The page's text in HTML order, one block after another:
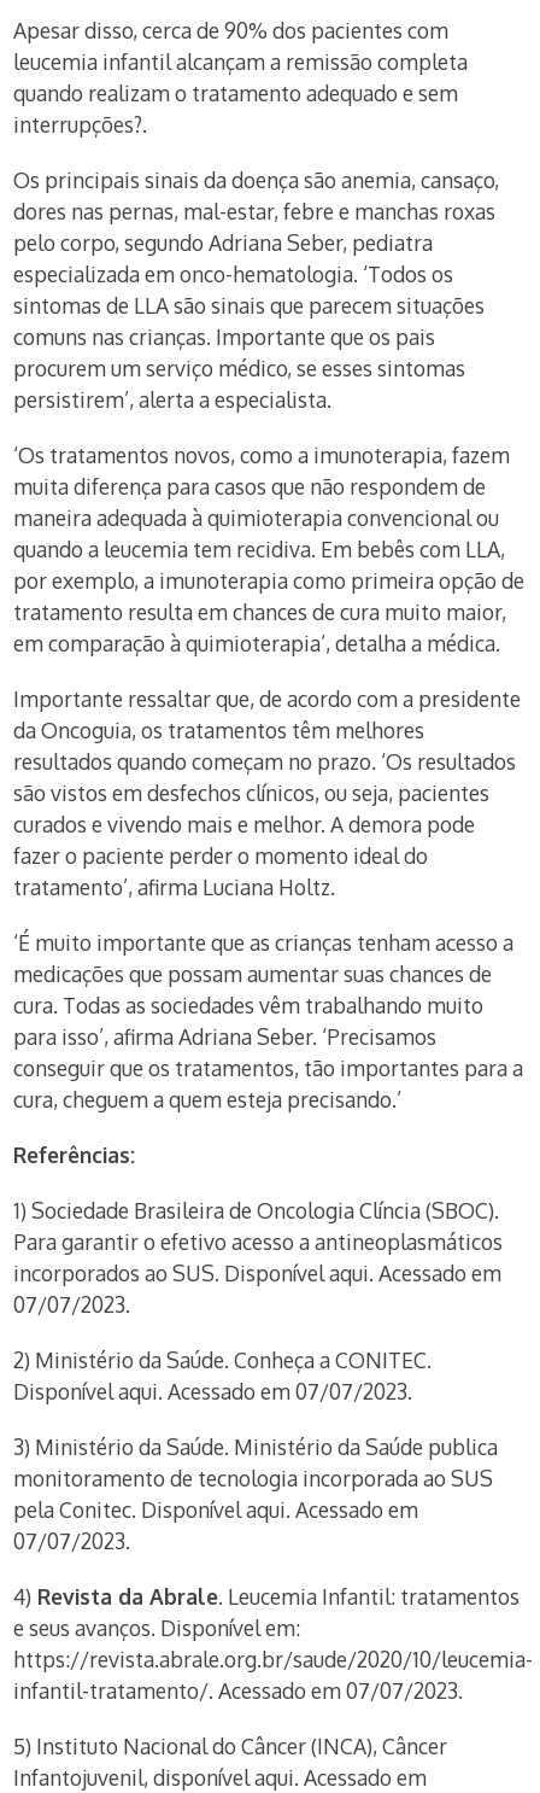
Apesar disso, cerca de 90% dos pacientes com
leucemia infantil alcançam a remissão completa
quando realizam o tratamento adequado e sem
interrupções?.
Os principais sinais da doença são anemia, cansaço,
dores nas pernas, mal-estar, febre e manchas roxas
pelo corpo, segundo Adriana Seber, pediatra
especializada em onco-hematologia. ‘Todos os
sintomas de LLA são sinais que parecem situações
comuns nas crianças. Importante que os pais
procurem um serviço médico, se esses sintomas
persistirem’, alerta a especialista.
‘Os tratamentos novos, como a imunoterapia, fazem
muita diferença para casos que não respondem de
maneira adequada à quimioterapia convencional ou
quando a leucemia tem recidiva. Em bebês com LLA,
por exemplo, a imunoterapia como primeira opção de
tratamento resulta em chances de cura muito maior,
em comparação à quimioterapia’, detalha a médica.
Importante ressaltar que, de acordo com a presidente
da Oncoguia, os tratamentos têm melhores
resultados quando começam no prazo. ‘Os resultados
são vistos em desfechos clínicos, ou seja, pacientes
curados e vivendo mais e melhor. A demora pode
fazer o paciente perder o momento ideal do
tratamento’, afirma Luciana Holtz.
‘É muito importante que as crianças tenham acesso a
medicações que possam aumentar suas chances de
cura. Todas as sociedades vêm trabalhando muito
para isso’, afirma Adriana Seber. ‘Precisamos
conseguir que os tratamentos, tão importantes para a
cura, cheguem a quem esteja precisando.’
Referências:
1) Sociedade Brasileira de Oncologia Clíncia (SBOC).
Para garantir o efetivo acesso a antineoplasmáticos
incorporados ao SUS. Disponível aqui. Acessado em
07/07/2023.
2) Ministério da Saúde. Conheça a CONITEC.
Disponível aqui. Acessado em 07/07/2023.
3) Ministério da Saúde. Ministério da Saúde publica
monitoramento de tecnologia incorporada ao SUS
pela Conitec. Disponível aqui. Acessado em
07/07/2023.
4) Revista da Abrale. Leucemia Infantil: tratamentos
e seus avanços. Disponível em:
https://revista.abrale.org.br/saude/2020/10/leucemia-
infantil-tratamento/. Acessado em 07/07/2023.
5) Instituto Nacional do Câncer (INCA), Câncer
Infantojuvenil, disponível aqui. Acessado em